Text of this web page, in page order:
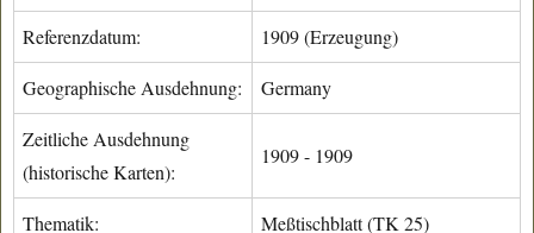
Referenzdatum: 1909 (Erzeugung)
Geographische Ausdehnung: Germany
Zeitliche Ausdehnung
(historische Karten):
1909 - 1909
Thematik: Meßtischblatt (TK 25)